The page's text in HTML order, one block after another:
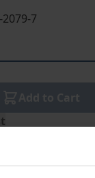
7
Add to Cart